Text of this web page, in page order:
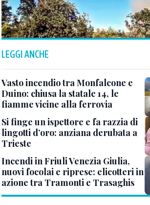
LEGGI ANCHE
Vasto incendio tra Monfalcone e
Duino: chiusa la statale 14, le
fiamme vicine alla ferrovia
Si finge un ispettore e fa razzia di
lingotti d’oro: anziana derubata a
Trieste
Incendi in Friuli Venezia Giulia,
nuovi focolai e riprese: elicotteri in
azione tra Tramonti e Trasaghis